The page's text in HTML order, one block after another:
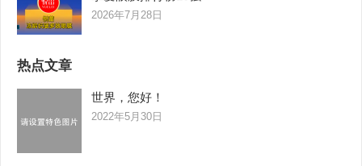
2026年7月28日
热点文章
世界，您好！
2022年5月30日